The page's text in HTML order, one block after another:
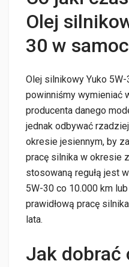
Olej
30 w
Olej silnikowy Yuko
powinniśmy wymieniać
producenta danego
jednak odbywać
okresie jesiennym, by
pracę silnika w okresie
stosowaną regułą jest
5W-30 co 10.000 km
prawidłową pracę
lata.
Jak dobrać